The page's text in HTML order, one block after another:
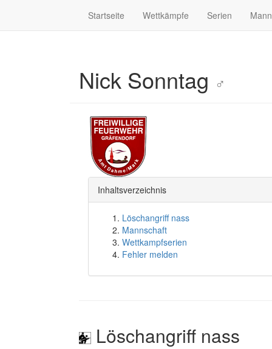
Startseite Wettkämpfe Serien
Nick Sonntag ♂
Inhaltsverzeichnis
Löschangriff nass
Mannschaft
Wettkampfserien
Fehler melden
Löschangriff nass